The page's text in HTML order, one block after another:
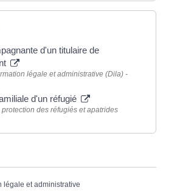
d'un titulaire de
légale et administrative (Dila) -
d'un réfugié
protection des réfugiés et apatrides
légale et administrative